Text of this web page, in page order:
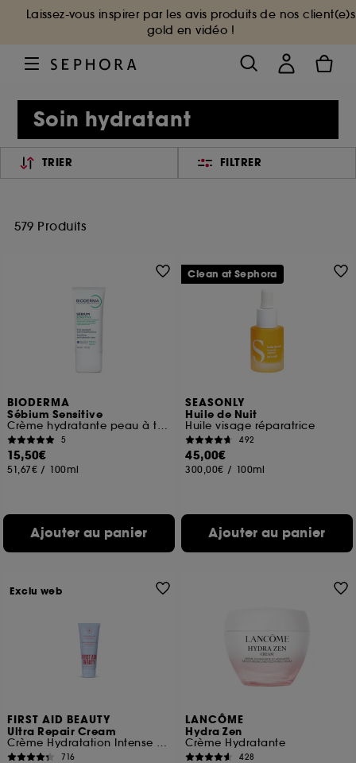
Laissez-vous inspirer par les avis produits de nos client(e)s
gold en vidéo !
Soin hydratant
TRIER FILTRER
579 Produits
BIODERMA
Sébium Sensitive
Crème hydratante peau à tendance acnéique
5
15,50€
51,67€ / 100ml
Ajouter au panier
SEASONLY
Huile de Nuit
Huile visage réparatrice
492
45,00€
300,00€ / 100ml
Ajouter au panier
Clean at Sephora
FIRST AID BEAUTY
Ultra Repair Cream
Crème Hydratation Intense pour le visage et le corps
716
Exclu web
LANCÔME
Hydra Zen
Crème Hydratante
428